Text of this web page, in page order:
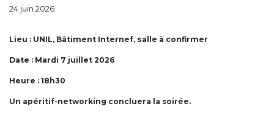
24 juin 2026
Lieu : UNIL, Bâtiment Internef, salle à confirmer
Date : Mardi 7 juillet 2026
Heure : 18h30
Un apéritif-networking concluera la soirée.